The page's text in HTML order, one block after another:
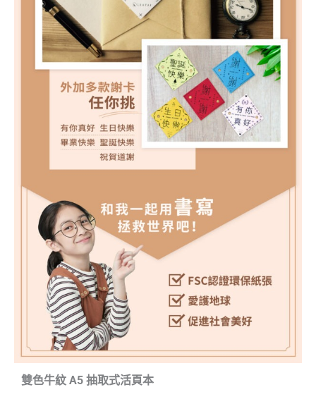
雙色牛紋 A5 抽取式活頁本